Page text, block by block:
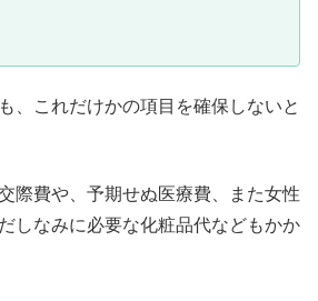
、これだけかの項目を確保しないと
際費や、予期せぬ医療費、また女性
しなみに必要な化粧品代などもかか